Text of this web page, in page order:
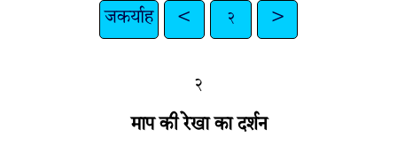
जकर्याह < २ >
२
माप की रेखा का दर्शन